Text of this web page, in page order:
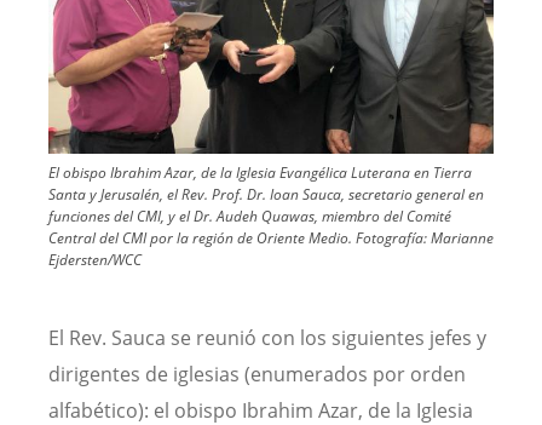
El obispo Ibrahim Azar, de la Iglesia Evangélica Luterana en Tierra
Santa y Jerusalén, el Rev. Prof. Dr. Ioan Sauca, secretario general en
funciones del CMI, y el Dr. Audeh Quawas, miembro del Comité
Central del CMI por la región de Oriente Medio. Fotografía:Marianne
Ejdersten/WCC
El Rev. Sauca se reunió con los siguientes jefes y
dirigentes de iglesias (enumerados por orden
alfabético): el obispo Ibrahim Azar, de la Iglesia